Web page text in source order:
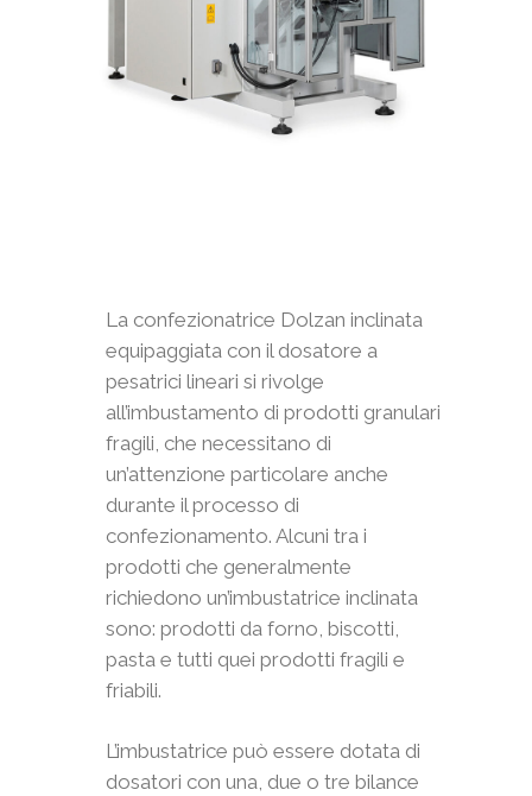
La confezionatrice Dolzan inclinata
equipaggiata con il dosatore a
pesatrici lineari si rivolge
all’imbustamento di prodotti granulari
fragili, che necessitano di
un’attenzione particolare anche
durante il processo di
confezionamento. Alcuni tra i
prodotti che generalmente
richiedono un’imbustatrice inclinata
sono: prodotti da forno, biscotti,
pasta e tutti quei prodotti fragili e
friabili.
L’imbustatrice può essere dotata di
dosatori con una, due o tre bilance